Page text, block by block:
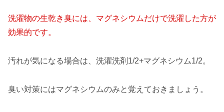
洗濯物の生乾き臭には、マグネシウムだけで洗濯した方が
効果的です。
汚れが気になる場合は、洗濯洗剤1/2+マグネシウム1/2。
臭い対策にはマグネシウムのみと覚えておきましょう。